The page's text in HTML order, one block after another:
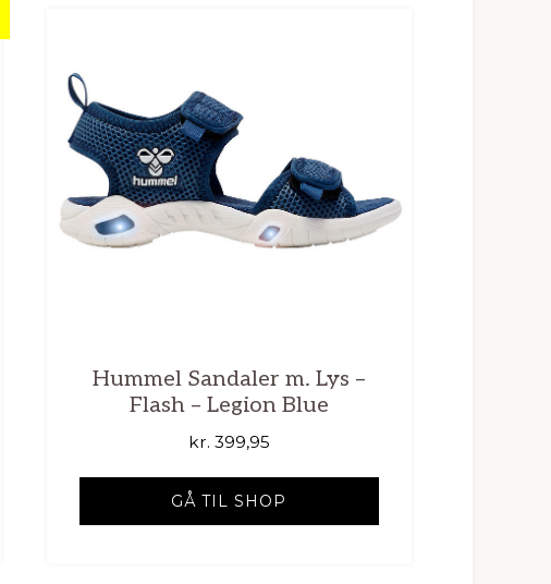
Hummel Sandaler m. Lys –
Flash – Legion Blue
kr. 399,95
GÅ TIL SHOP